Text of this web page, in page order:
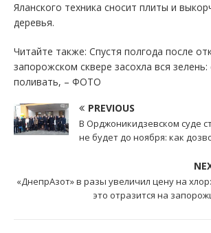
Яланского техника сносит плиты и
деревья.
Читайте также: Спустя полгода после
запорожском сквере засохла вся
поливать, – ФОТО
PREVIOUS
В Орджоникидзевском суде
не будет до ноября: как
«ДнепрАзот» в разы увеличил цену на
это отразится на